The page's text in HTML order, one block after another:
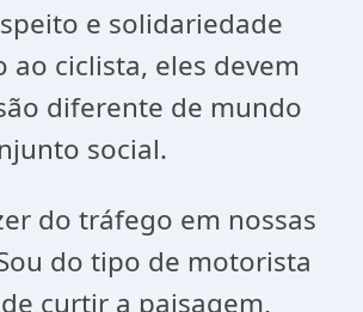
e solidariedade
ao ciclista, eles devem
diferente de mundo
social.
do tráfego em nossas
do tipo de motorista
curtir a paisagem,